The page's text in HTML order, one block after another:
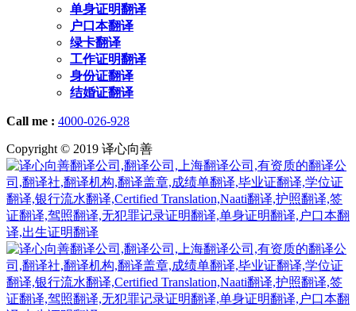
单身证明翻译
户口本翻译
绿卡翻译
工作证明翻译
身份证翻译
结婚证翻译
Call me : 4000-026-928
Copyright © 2019 译心向善